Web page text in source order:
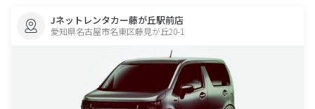
Jネットレンタカー藤が丘駅前店
愛知県名古屋市名東区藤見が丘20-1